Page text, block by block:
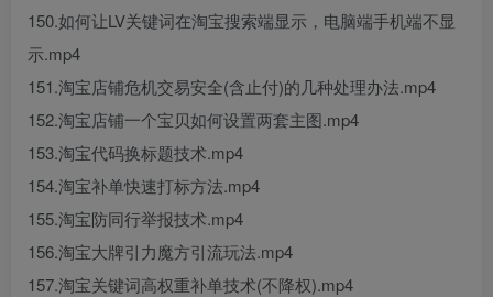
150.如何让LV关键词在淘宝搜索端显示，电脑端手机端不显
示.mp4
151.淘宝店铺危机交易安全(含止付)的几种处理办法.mp4
152.淘宝店铺一个宝贝如何设置两套主图.mp4
153.淘宝代码换标题技术.mp4
154.淘宝补单快速打标方法.mp4
155.淘宝防同行举报技术.mp4
156.淘宝大牌引力魔方引流玩法.mp4
157.淘宝关键词高权重补单技术(不降权).mp4